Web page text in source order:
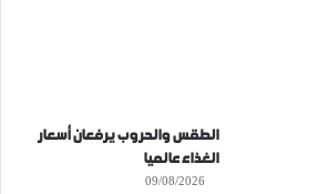
الطقس والحروب يرفعان أسعار
الغذاء عالميا
09/08/2026